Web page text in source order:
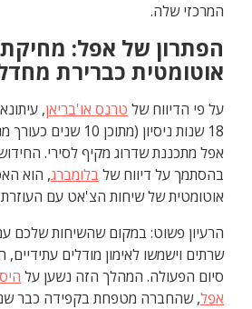
המרכזי שלה.
הפתרון של אפל:
אוטומטית כברירת
על פי הדיווח של טרנס או'בריאן,
אפל מתכננת שדרוג מקיף לסירי.
בהסתמך על דיווח של בלומברג, הוא
אוטומטית של שיחות הצ'אט עם העוזרת
הרעיון פשוט: במקום שהשיחות שלכם
שרתים וישמשו לאימון מודלים עתידיים,
סיום הפעולה. המהלך הזה נשען על
אפל, שהחברה מטפחת בקפידה כבר